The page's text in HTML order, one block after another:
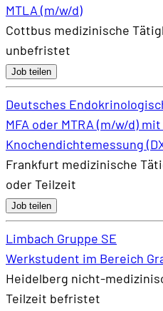
MTLA (m/w/d)
Cottbus medizinische
unbefristet
Job teilen
Deutsches
MFA oder MTRA (m/w/d)
Knochendichtemessung
Frankfurt medizinische
oder Teilzeit
Job teilen
Limbach Gruppe SE
Werkstudent im Bereich
Heidelberg nicht-
Teilzeit befristet